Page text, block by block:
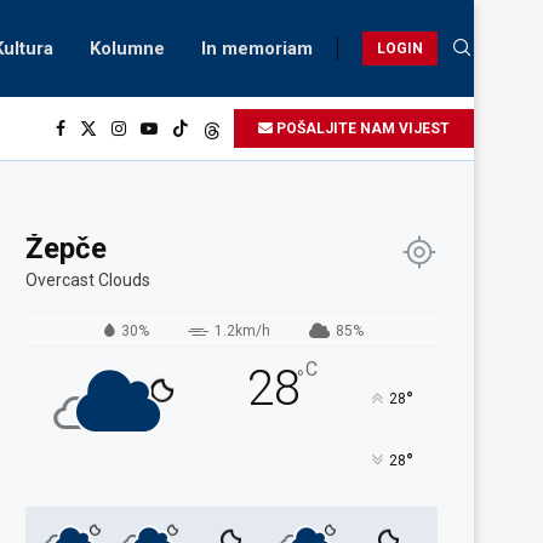
Kolumne In memoriam LOGIN
POŠALJITE NAM VIJEST
Žepče
Overcast Clouds
30% 1.2km/h 85%
28°C
28°
28°